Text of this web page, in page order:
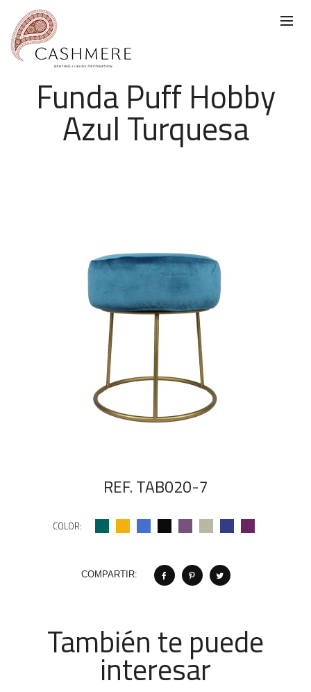
Funda Puff Hobby
Azul Turquesa
REF. TAB020-7
COLOR:
COMPARTIR:
También te puede
interesar